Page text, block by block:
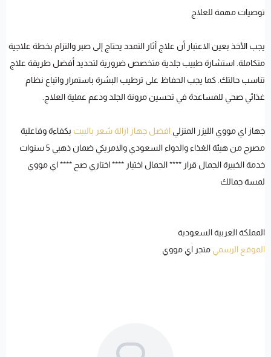
توصيات مهمة للعلاج
يجب الأخذ بعين الاعتبار أن علاج آثار التمدد يحتاج إلى صبر والتزام بخطة علاجية
متكاملة. استشارة طبيب جلدية متخصص ضرورية لتحديد أفضل طريقة علاج
تناسب حالتك. كما يجب الحفاظ على ترطيب البشرة باستمرار واتباع نظام
غذائي صحي للمساعدة في تحسين مرونة الجلد ودعم عملية العلاج.
جهاز اي مووي الليزر المنزلي افضل جهاز ازالة شعر بالبيت بكفاءة وفاعلية
مصرح من هيئة الغذاء والدواء السعودي والامريكي ضمان ذهبي 5 سنوات
خدمة الخبيرة الجمال قرار **** الجمال اختيار **** اختاري صح **** اي مووي
لمسة جمالك
المملكة العربية السعودية
الموقع الرسمي متجر اي مووي